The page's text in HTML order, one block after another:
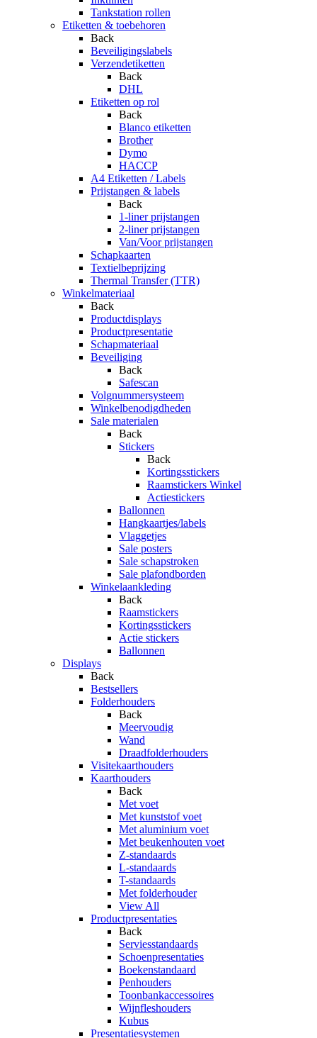
Tankstation rollen
Etiketten & toebehoren
Back
Beveiligingslabels
Verzendetiketten
Back
DHL
Etiketten op rol
Back
Blanco etiketten
Brother
Dymo
HACCP
A4 Etiketten / Labels
Prijstangen & labels
Back
1-liner prijstangen
2-liner prijstangen
Van/Voor prijstangen
Schapkaarten
Textielbeprijzing
Thermal Transfer (TTR)
Winkelmateriaal
Back
Productdisplays
Productpresentatie
Schapmateriaal
Beveiliging
Back
Safescan
Volgnummersysteem
Winkelbenodigdheden
Sale materialen
Back
Stickers
Back
Kortingsstickers
Raamstickers Winkel
Actiestickers
Ballonnen
Hangkaartjes/labels
Vlaggetjes
Sale posters
Sale schapstroken
Sale plafondborden
Winkelaankleding
Back
Raamstickers
Kortingsstickers
Actie stickers
Ballonnen
Displays
Back
Bestsellers
Folderhouders
Back
Meervoudig
Wand
Draadfolderhouders
Visitekaarthouders
Kaarthouders
Back
Met voet
Met kunststof voet
Met aluminium voet
Met beukenhouten voet
Z-standaards
L-standaards
T-standaards
Met folderhouder
View All
Productpresentaties
Back
Serviesstandaards
Schoenpresentaties
Boekenstandaard
Penhouders
Toonbankaccessoires
Wijnfleshouders
Kubus
Presentatiesystemen